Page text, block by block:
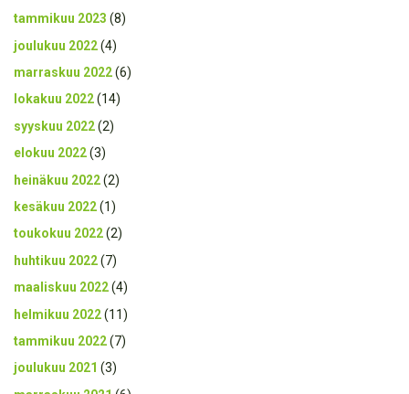
tammikuu 2023 (8)
joulukuu 2022(4)
marraskuu 2022(6)
lokakuu 2022(14)
syyskuu 2022(2)
elokuu 2022(3)
heinäkuu 2022(2)
kesäkuu 2022(1)
toukokuu 2022(2)
huhtikuu 2022(7)
maaliskuu 2022(4)
helmikuu 2022(11)
tammikuu 2022(7)
joulukuu 2021 (3)